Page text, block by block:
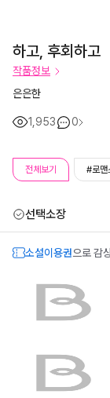
하고, 후회하고
작품정보
은은한
1,953 0
전체보기 #로맨
선택소장
소설이용권으로 감